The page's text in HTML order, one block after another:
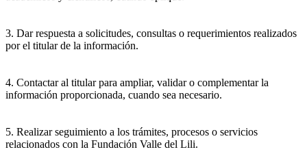
3. Dar respuesta a solicitudes, consultas o requerimientos realizados
por el titular de la información.
4. Contactar al titular para ampliar, validar o complementar la
información proporcionada, cuando sea necesario.
5. Realizar seguimiento a los trámites, procesos o servicios
relacionados con la Fundación Valle del Lili.